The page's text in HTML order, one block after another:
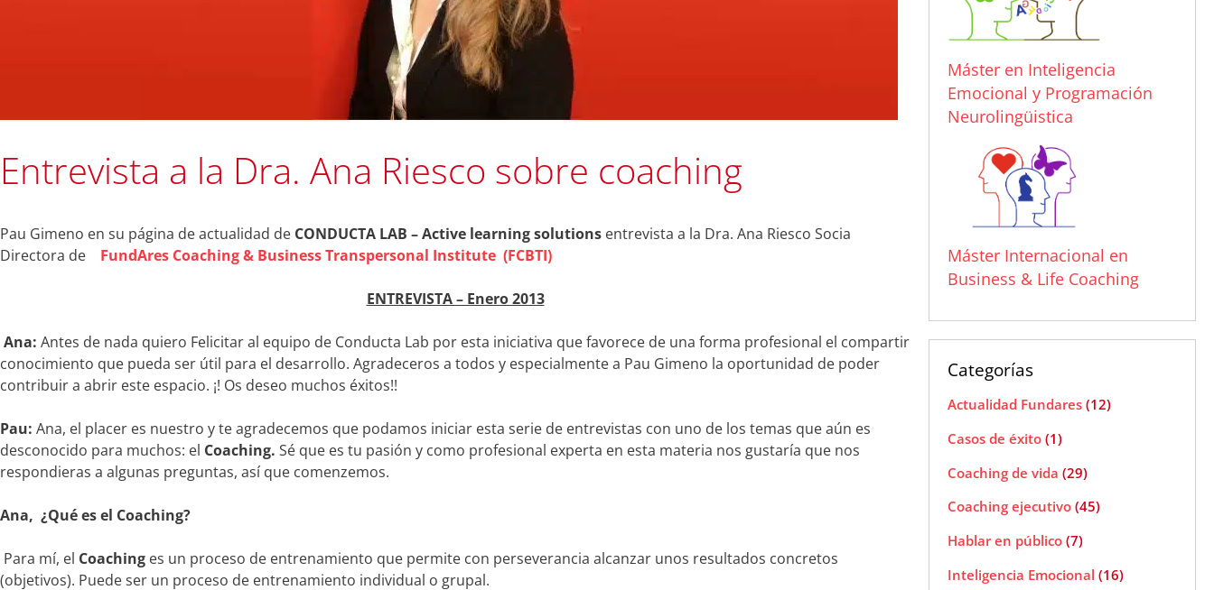
Entrevista a la Dra. Ana Riesco sobre coaching
Pau Gimeno en su página de actualidad de CONDUCTA LAB – Active learning solutions entrevista a la Dra. Ana Riesco Socia
Directora de
FundAres Coaching & Business Transpersonal Institute (FCBTI)
ENTREVISTA – Enero 2013
Ana: Antes de nada quiero Felicitar al equipo de Conducta Lab por esta iniciativa que favorece de una forma profesional el compartir
conocimiento que pueda ser útil para el desarrollo. Agradeceros a todos y especialmente a Pau Gimeno la oportunidad de poder
contribuir a abrir este espacio. ¡! Os deseo muchos éxitos!!
Pau: Ana, el placer es nuestro y te agradecemos que podamos iniciar esta serie de entrevistas con uno de los temas que aún es
desconocido para muchos: el Coaching. Sé que es tu pasión y como profesional experta en esta materia nos gustaría que nos
respondieras a algunas preguntas, así que comenzemos.
Ana, ¿Qué es el Coaching?
Para mí, el Coaching es un proceso de entrenamiento que permite con perseverancia alcanzar unos resultados concretos
(objetivos). Puede ser un proceso de entrenamiento individual o grupal.
Máster en Inteligencia
Emocional y Programación
Neurolingüistica
Máster Internacional en
Business & Life Coaching
Categorías
Actualidad Fundares (12)
Casos de éxito (1)
Coaching de vida (29)
Coaching ejecutivo (45)
Hablar en público (7)
Inteligencia Emocional (16)